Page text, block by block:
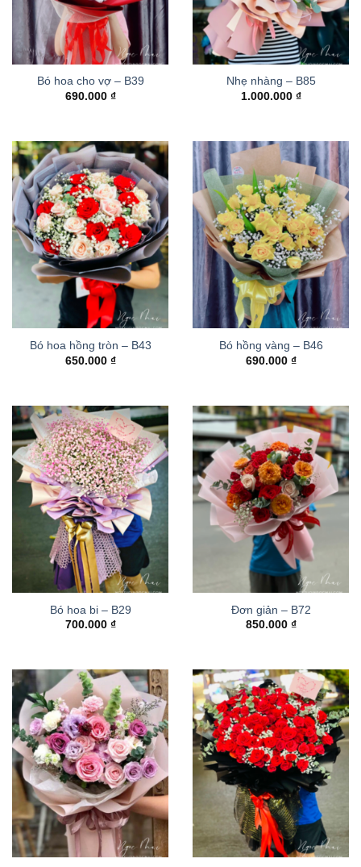
Bó hoa cho vợ – B39
690.000 ₫
Nhẹ nhàng – B85
1.000.000 ₫
Bó hoa hồng tròn – B43
650.000 ₫
Bó hồng vàng – B46
690.000 ₫
Bó hoa bi – B29
700.000 ₫
Đơn giản – B72
850.000 ₫